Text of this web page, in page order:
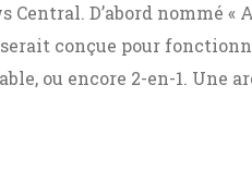
D’abord nommé «
serait conçue pour
ou encore 2-en-1. Une